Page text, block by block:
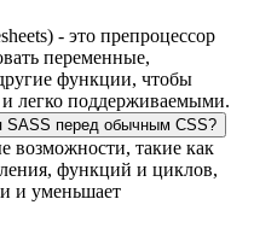
- это препроцессор
переменные,
функции, чтобы
легко поддерживаемыми.
SASS перед обычным CSS?
возможности, такие как
функций и циклов,
и уменьшает